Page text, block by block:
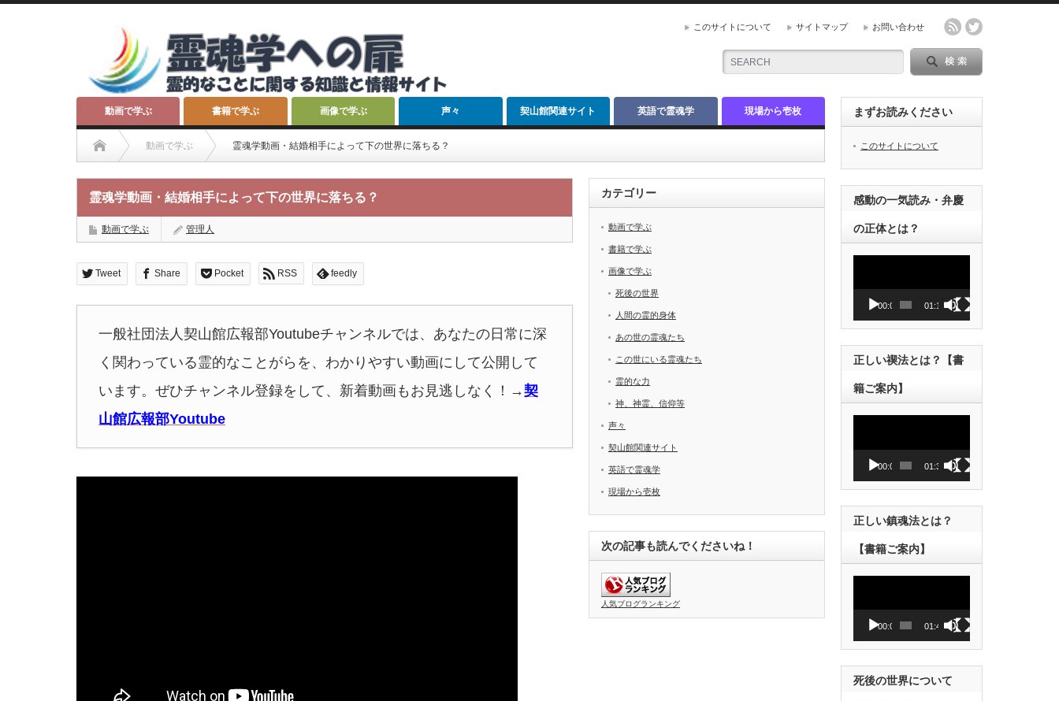
このサイトについて サイトマップ お問い合わせ
動画で学ぶ 書籍で学ぶ 画像で学ぶ 声々 契山館関連サイト 英語で霊魂学 現場から壱枚
動画で学ぶ 霊魂学動画・結婚相手によって下の世界に落ちる？
霊魂学動画・結婚相手によって下の世界に落ちる？
動画で学ぶ 管理人
Tweet Share Pocket RSS feedly
一般社団法人契山館広報部Youtubeチャンネルでは、あなたの日常に深
く関わっている霊的なことがらを、わかりやすい動画にして公開して
います。ぜひチャンネル登録をして、新着動画もお見逃しなく！ →契
山館広報部Youtube
カテゴリー
動画で学ぶ
書籍で学ぶ
画像で学ぶ
死後の世界
人間の霊的身体
あの世の霊魂たち
この世にいる霊魂たち
霊的な力
神、神霊、信仰等
声々
契山館関連サイト
英語で霊魂学
現場から壱枚
次の記事も読んでくださいね！
人気ブログランキング
まずお読みください
このサイトについて
感動の一気読み・弁慶
の正体とは？
ヤ
ー
00:00 01:12
正しい禊法とは？【書
籍ご案内】
ー
00:00 01:38
正しい鎮魂法とは？
【書籍ご案内】
ヤ
ー
00:00 01:43
死後の世界について